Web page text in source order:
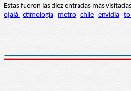
Estas fueron las diez entradas más
ojalá etimología metro chile envidia